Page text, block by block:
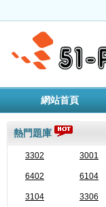
網站首頁
熱門題庫
3302 3001
6402 6104
3104 3306